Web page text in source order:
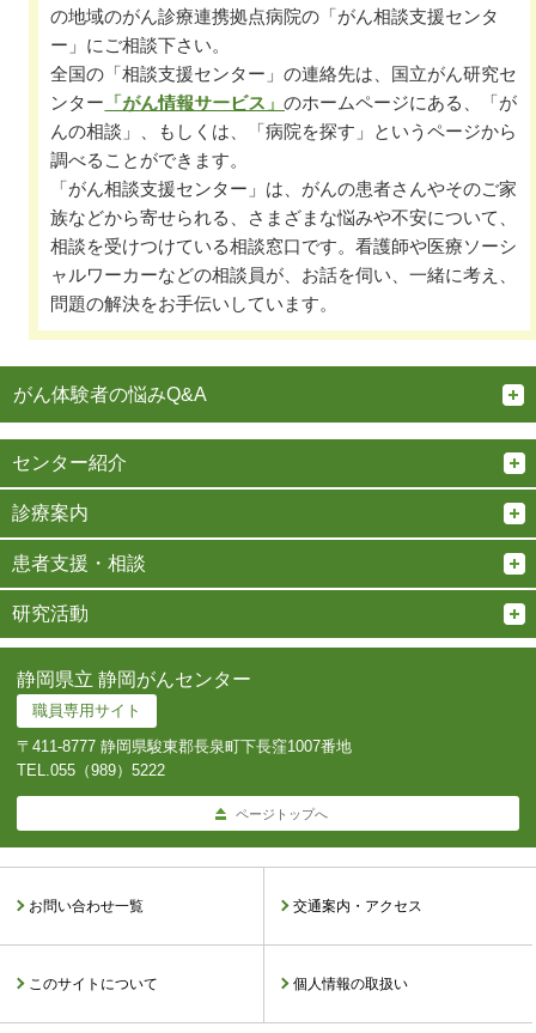
の地域のがん診療連携拠点病院の「がん相談支援センタ
ー」にご相談下さい。
全国の「相談支援センター」の連絡先は、国立がん研究セ
ンター 「がん情報サービス」のホームページにある、「が
んの相談」、もしくは、「病院を探す」というページから
調べることができます。
「がん相談支援センター」は、がんの患者さんやそのご家
族などから寄せられる、さまざまな悩みや不安について、
相談を受けつけている相談窓口です。看護師や医療ソーシ
ャルワーカーなどの相談員が、お話を伺い、一緒に考え、
問題の解決をお手伝いしています。
がん体験者の悩みQ&A
センター紹介
診療案内
患者支援・相談
研究活動
静岡県立 静岡がんセンター
職員専用サイト
〒411-8777 静岡県駿東郡長泉町下長窪1007番地
TEL.055（989）5222
ページトップへ
お問い合わせ一覧 交通案内・アクセス
このサイトについて 個人情報の取扱い